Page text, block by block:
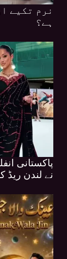
نرم تکیے
ہے؟
پاکستانی
نے لندن ریڈ